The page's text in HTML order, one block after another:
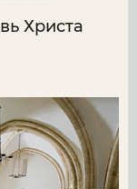
Христа